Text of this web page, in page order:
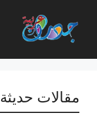
المحتوى
مقالات حديثة